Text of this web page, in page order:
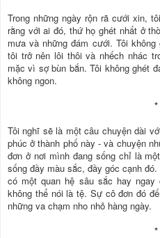
Trong những ngày rộn rã cưới xin,
rằng với ai đó, thứ họ ghét nhất ở
mưa và những đám cưới. Tôi
tôi trở nên lôi thôi và nhếch nhác
mặc vì sợ bùn bắn. Tôi không ghét
không ngon.
*
Tôi nghĩ sẽ là một câu chuyện dài
phúc ở thành phố này - và chuyện
đơn ở nơi mình đang sống chỉ là
sống đầy màu sắc, đầy góc cạnh
có một quan hệ sâu sắc hay
không thể nói là tệ. Sự cô đơn đó
những va chạm nho nhỏ hàng ngày.
*